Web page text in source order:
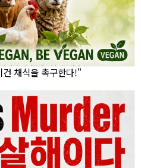
채식을 촉구한다!"